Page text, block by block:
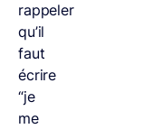
rappeler
qu’il
faut
écrire
“je
me